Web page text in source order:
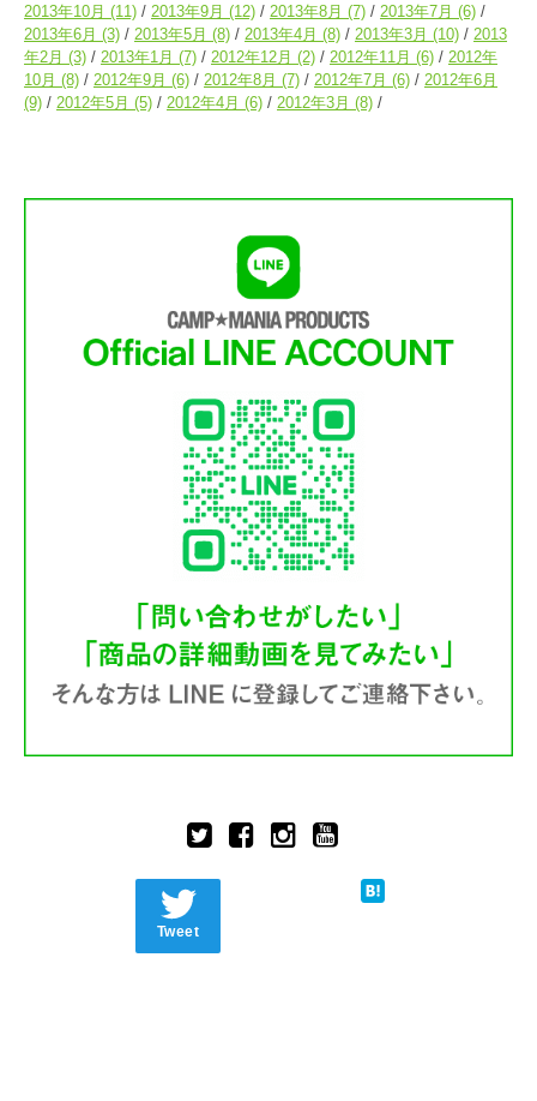
2013年10月 (11) 2013年9月 (12) 2013年8月 (7) 2013年7月 (6)
2013年6月 (3) 2013年5月 (8) 2013年4月 (8) 2013年3月 (10)
2013
年2月 (3) 2013年1月 (7) 2012年12月 (2) 2012年11月 (6)
2012年
10月 (8) 2012年9月 (6) 2012年8月 (7) 2012年7月 (6)
2012年6月
(9)
2012年5月 (5) 2012年4月 (6) 2012年3月 (8)
Tweet